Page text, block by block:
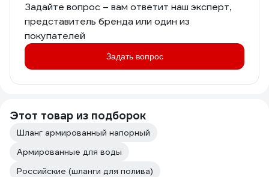
Задайте вопрос – вам ответит наш эксперт,
представитель бренда или один из
покупателей
Задать вопрос
Этот товар из подборок
Шланг армированный напорный
Армированные для воды
Российские (шланги для полива)